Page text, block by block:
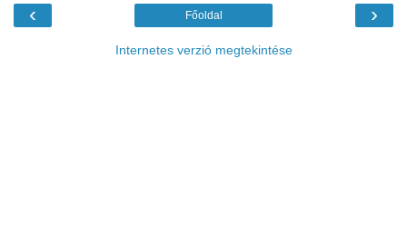
‹ ›
Főoldal
Internetes verzió megtekintése